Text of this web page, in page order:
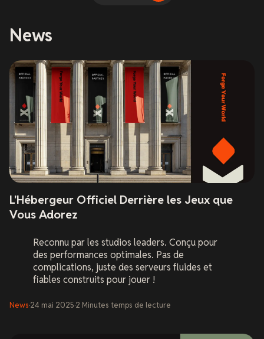
News
L'Hébergeur Officiel Derrière les Jeux que
Vous Adorez
Reconnu par les studios leaders. Conçu pour
des performances optimales. Pas de
complications, juste des serveurs fluides et
fiables construits pour jouer !
News·24 mai 2025·2 Minutes temps de lecture